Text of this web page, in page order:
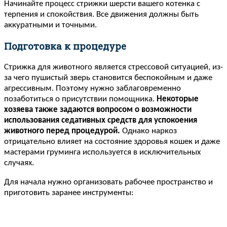
Начинайте процесс стрижки шерсти вашего котенка с
терпения и спокойствия. Все движения должны быть
аккуратными и точными.
Подготовка к процедуре
Стрижка для животного является стрессовой ситуацией, из-
за чего пушистый зверь становится беспокойным и даже
агрессивным. Поэтому нужно заблаговременно
позаботиться о присутствии помощника. Некоторые
хозяева также задаются вопросом о возможности
использования седативных средств для успокоения
животного перед процедурой. Однако наркоз
отрицательно влияет на состояние здоровья кошек и даже
мастерами груминга используется в исключительных
случаях.
Для начала нужно организовать рабочее пространство и
приготовить заранее инструменты: